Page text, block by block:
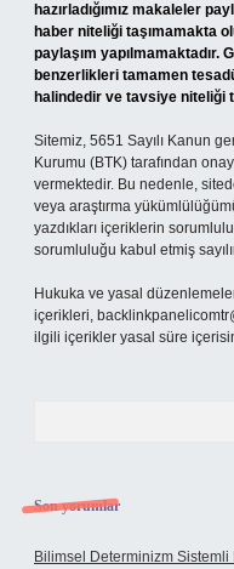
hazırladığımız makaleler
haber niteliği taşımamakta
paylaşım
benzerlikleri tamamen
halindedir ve tavsiye niteliği
Sitemiz, 5651 Sayılı Kanun
Kurumu (BTK) tarafından
vermektedir. Bu nedenle,
veya araştırma
yazdıkları içeriklerin
sorumluluğu kabul etmiş
Hukuka ve yasal
içerikleri,
ilgili içerikler yasal süre
Son yorumlar
Bilimsel Determinizm